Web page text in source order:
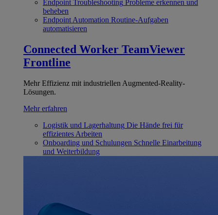
Endpoint Troubleshooting Probleme erkennen und
beheben
Endpoint Automation Routine-Aufgaben
automatisieren
Connected Worker TeamViewer
Frontline
Mehr Effizienz mit industriellen Augmented-Reality-
Lösungen.
Mehr erfahren
Logistik und Lagerhaltung Die Hände frei für
effizientes Arbeiten
Onboarding und Schulungen Schnelle Einarbeitung
und Weiterbildung